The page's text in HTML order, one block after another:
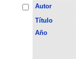
Autor
Título
Año